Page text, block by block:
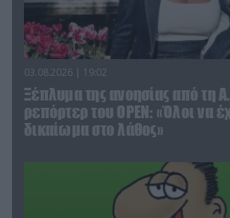
03.08.2026 | 19:02
Ξέπλυμα της ανοησίας από τη
ρεπόρτερ του ΟΡΕΝ: «Όλοι να
δικαίωμα στο λάθος»